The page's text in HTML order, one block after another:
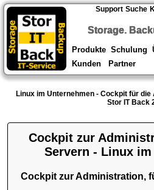
Support Suche
Storage.
Produkte Schulung
Kunden
Partner
Linux im Unternehmen - Cockpit für
Stor IT Back
Cockpit zur
Servern - Linux
Cockpit zur Administration,